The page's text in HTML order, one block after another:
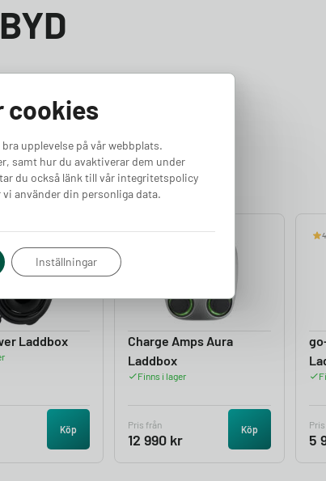
dig välja rätt! Till BYD
effekt. Oavsett om du vill
vi rätt alternativ för dig.
Laddbox
Köp
4.50
Charge Amps Aura
Laddbox
Finns i lager
Pris från
12 990 kr
Köp
5
cookies
upplevelse på vår webbplats.
samt hur du avaktiverar dem under
du också länk till vår integritetspolicy
använder din personliga data.
Inställningar